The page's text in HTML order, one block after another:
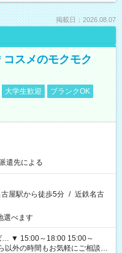
掲載日：2026.08.07
コスメのモクモク
大学生歓迎
ブランクOK
遣先による
屋駅から徒歩5分 / 近鉄名古
選べます